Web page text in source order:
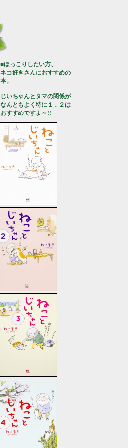
■ほっこりしたい方、
ネコ好きさんにおすすめの
本。
じいちゃんとタマの関係が
なんともよく特に１．２は
おすすめですよ～!!